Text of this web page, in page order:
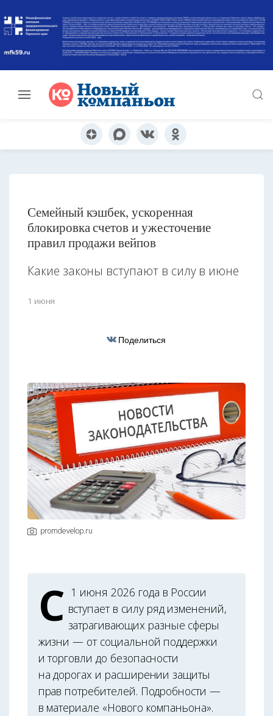
Семейный кэшбек, ускоренная
блокировка счетов и ужесточение
правил продажи вейпов
Какие законы вступают в силу в июне
1 июня
Поделиться
promdevelop.ru
С 1 июня 2026 года в России
вступает в силу ряд изменений,
затрагивающих разные сферы
жизни — от социальной поддержки
и торговли до безопасности
на дорогах и расширении защиты
прав потребителей. Подробности —
в материале «Нового компаньона».